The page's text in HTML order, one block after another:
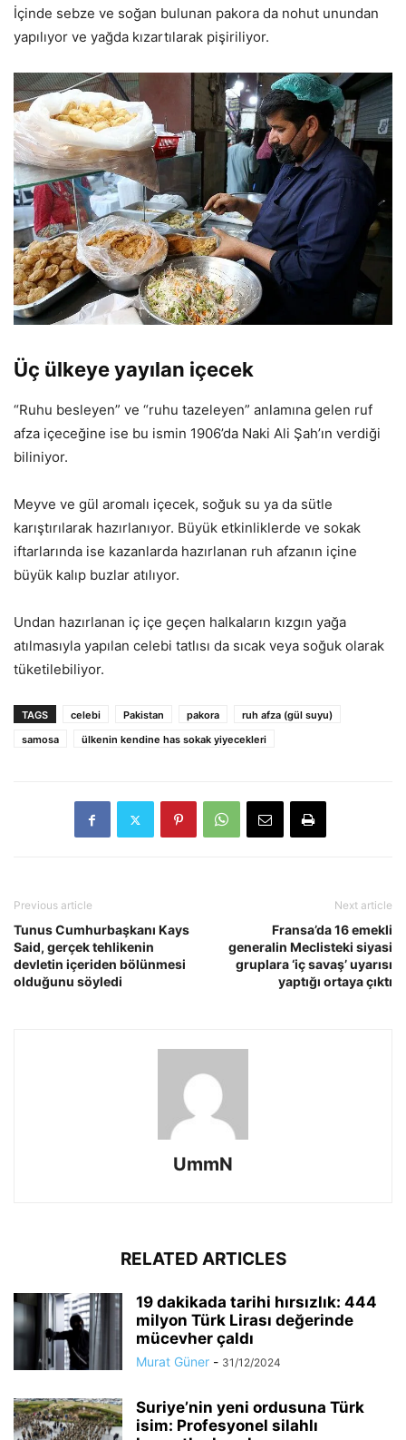
İçinde sebze ve soğan bulunan pakora da nohut unundan
yapılıyor ve yağda kızartılarak pişiriliyor.
Üç ülkeye yayılan içecek
“Ruhu besleyen” ve “ruhu tazeleyen” anlamına gelen ruf
afza içeceğine ise bu ismin 1906’da Naki Ali Şah’ın verdiği
biliniyor.
Meyve ve gül aromalı içecek, soğuk su ya da sütle
karıştırılarak hazırlanıyor. Büyük etkinliklerde ve sokak
iftarlarında ise kazanlarda hazırlanan ruh afzanın içine
büyük kalıp buzlar atılıyor.
Undan hazırlanan iç içe geçen halkaların kızgın yağa
atılmasıyla yapılan celebi tatlısı da sıcak veya soğuk olarak
tüketilebiliyor.
TAGS celebi Pakistan pakora
ruh afza (gül suyu)
samosa
ülkenin kendine has sokak yiyecekleri
Previous article
Tunus Cumhurbaşkanı Kays
Said, gerçek tehlikenin
devletin içeriden bölünmesi
olduğunu söyledi
Next article
Fransa’da 16 emekli
generalin Meclisteki siyasi
gruplara ‘iç savaş’ uyarısı
yaptığı ortaya çıktı
UmmN
RELATED ARTICLES
19 dakikada tarihi hırsızlık: 444
milyon Türk Lirası değerinde
mücevher çaldı
Murat Güner - 31/12/2024
Suriye’nin yeni ordusuna Türk
isim: Profesyonel silahlı